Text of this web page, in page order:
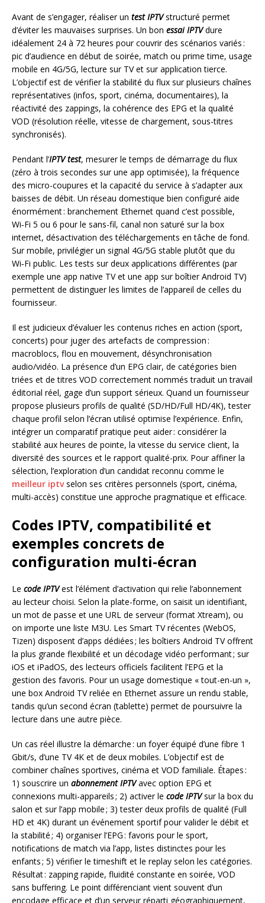
Avant de s’engager, réaliser un test IPTVstructuré permet
d’éviter les mauvaises surprises. Un bon essai IPTVdure
idéalement 24 à 72 heures pour couvrir des scénarios variés :
pic d’audience en début de soirée, match ou prime time, usage
mobile en 4G/5G, lecture sur TV et sur application tierce.
L’objectif est de vérifier la stabilité du flux sur plusieurs chaînes
représentatives (infos, sport, cinéma, documentaires), la
réactivité des zappings, la cohérence des EPG et la qualité
VOD (résolution réelle, vitesse de chargement, sous-titres
synchronisés).
Pendant l’IPTV test, mesurer le temps de démarrage du flux
(zéro à trois secondes sur une app optimisée), la fréquence
des micro-coupures et la capacité du service à s’adapter aux
baisses de débit. Un réseau domestique bien configuré aide
énormément : branchement Ethernet quand c’est possible,
Wi‑Fi 5 ou 6 pour le sans-fil, canal non saturé sur la box
internet, désactivation des téléchargements en tâche de fond.
Sur mobile, privilégier un signal 4G/5G stable plutôt que du
Wi‑Fi public. Les tests sur deux applications différentes (par
exemple une app native TV et une app sur boîtier Android TV)
permettent de distinguer les limites de l’appareil de celles du
fournisseur.
Il est judicieux d’évaluer les contenus riches en action (sport,
concerts) pour juger des artefacts de compression :
macroblocs, flou en mouvement, désynchronisation
audio/vidéo. La présence d’un EPG clair, de catégories bien
triées et de titres VOD correctement nommés traduit un travail
éditorial réel, gage d’un support sérieux. Quand un fournisseur
propose plusieurs profils de qualité (SD/HD/Full HD/4K), tester
chaque profil selon l’écran utilisé optimise l’expérience. Enfin,
intégrer un comparatif pratique peut aider : considérer la
stabilité aux heures de pointe, la vitesse du service client, la
diversité des sources et le rapport qualité-prix. Pour affiner la
sélection, l’exploration d’un candidat reconnu comme le
meilleur iptvselon ses critères personnels (sport, cinéma,
multi-accès) constitue une approche pragmatique et efficace.
Codes IPTV, compatibilité et
exemples concrets de
configuration multi-écran
Le code IPTVest l’élément d’activation qui relie l’abonnement
au lecteur choisi. Selon la plate-forme, on saisit un identifiant,
un mot de passe et une URL de serveur (format Xtream), ou
on importe une liste M3U. Les Smart TV récentes (WebOS,
Tizen) disposent d’apps dédiées ; les boîtiers Android TV offrent
la plus grande flexibilité et un décodage vidéo performant ; sur
iOS et iPadOS, des lecteurs officiels facilitent l’EPG et la
gestion des favoris. Pour un usage domestique « tout-en-un »,
une box Android TV reliée en Ethernet assure un rendu stable,
tandis qu’un second écran (tablette) permet de poursuivre la
lecture dans une autre pièce.
Un cas réel illustre la démarche : un foyer équipé d’une fibre 1
Gbit/s, d’une TV 4K et de deux mobiles. L’objectif est de
combiner chaînes sportives, cinéma et VOD familiale. Étapes :
1) souscrire un abonnement IPTVavec option EPG et
connexions multi-appareils ; 2) activer le code IPTVsur la box du
salon et sur l’app mobile ; 3) tester deux profils de qualité (Full
HD et 4K) durant un événement sportif pour valider le débit et
la stabilité ; 4) organiser l’EPG : favoris pour le sport,
notifications de match via l’app, listes distinctes pour les
enfants ; 5) vérifier le timeshift et le replay selon les catégories.
Résultat : zapping rapide, fluidité constante en soirée, VOD
sans buffering. Le point différenciant vient souvent d’un
encodage efficace et d’un serveur réparti géographiquement,